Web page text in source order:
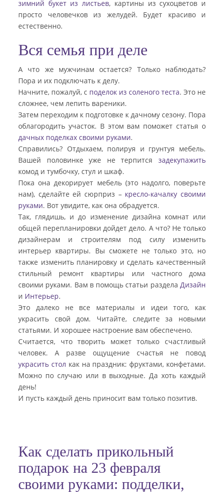
зимний букет из листьев, картины из сухоцветов и
просто человечков из желудей. Будет красиво и
естественно.
Вся семья при деле
А что же мужчинам остается? Только наблюдать?
Пора и их подключать к делу.
Начните, пожалуй, с поделок из соленого теста. Это не
сложнее, чем лепить вареники.
Затем переходим к подготовке к дачному сезону. Пора
облагородить участок. В этом вам поможет статья о
дачных поделках своими руками.
Справились? Отдыхаем, полируя и грунтуя мебель.
Вашей половинке уже не терпится задекупажить
комод и тумбочку, стул и шкаф.
Пока она декорирует мебель (это надолго, поверьте
нам), сделайте ей сюрприз – кресло-качалку своими
руками. Вот увидите, как она обрадуется.
Так, глядишь, и до изменение дизайна комнат или
общей перепланировки дойдет дело. А что? Не только
дизайнерам и строителям под силу изменить
интерьер квартиры. Вы сможете не только это, но
также изменить планировку и сделать качественный
стильный ремонт квартиры или частного дома
своими руками. Вам в помощь статьи раздела Дизайн
и Интерьер.
Это далеко не все материалы и идеи того, как
украсить свой дом. Читайте, следите за новыми
статьями. И хорошее настроение вам обеспечено.
Считается, что творить может только счастливый
человек. А разве ощущение счастья не повод
украсить стол как на праздник: фруктами, конфетами.
Можно по случаю или в выходные. Да хоть каждый
день!
И пусть каждый день приносит вам только позитив.
Как сделать прикольный
подарок на 23 февраля
своими руками: подделки,